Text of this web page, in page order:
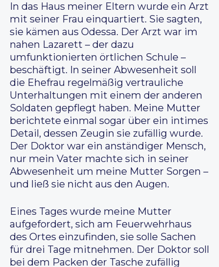
In das Haus meiner Eltern wurde ein Arzt
mit seiner Frau einquartiert. Sie sagten,
sie kämen aus Odessa. Der Arzt war im
nahen Lazarett – der dazu
umfunktionierten örtlichen Schule –
beschäftigt. In seiner Abwesenheit soll
die Ehefrau regelmäßig vertrauliche
Unterhaltungen mit einem der anderen
Soldaten gepflegt haben. Meine Mutter
berichtete einmal sogar über ein intimes
Detail, dessen Zeugin sie zufällig wurde.
Der Doktor war ein anständiger Mensch,
nur mein Vater machte sich in seiner
Abwesenheit um meine Mutter Sorgen –
und ließ sie nicht aus den Augen.
Eines Tages wurde meine Mutter
aufgefordert, sich am Feuerwehrhaus
des Ortes einzufinden, sie solle Sachen
für drei Tage mitnehmen. Der Doktor soll
bei dem Packen der Tasche zufällig